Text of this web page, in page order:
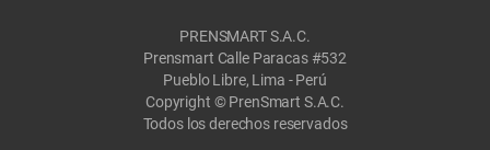
PRENSMART S.A.C.
Prensmart Calle Paracas #532
Pueblo Libre, Lima - Perú
Copyright © PrenSmart S.A.C.
Todos los derechos reservados